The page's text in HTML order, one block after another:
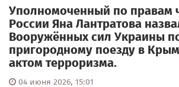
Уполномоченный по правам
России Яна Лантратова
Вооружённых сил Украины
пригородному поезду в
актом терроризма.
04 июня 2026, 15:01